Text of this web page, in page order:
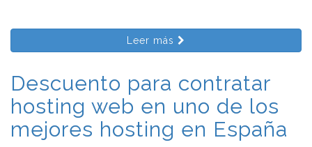
Leer más
Descuento para contratar
hosting web en uno de los
mejores hosting en España